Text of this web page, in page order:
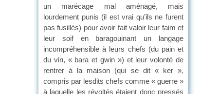
un marécage mal aménagé, mais
lourdement punis (il est vrai qu’ils ne furent
pas fusillés) pour avoir fait valoir leur faim et
leur soif en baragouinant un langage
incompréhensible à leurs chefs (du pain et
du vin, « bara et gwin ») et leur volonté de
rentrer à la maison (qui se dit « ker »,
compris par lesdits chefs comme « guerre »
à laquelle les révoltés étaient donc pressés